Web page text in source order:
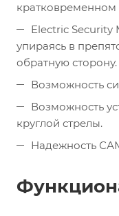
кратковременном
Electric Security
упираясь в
обратную сторону.
Возможность
Возможность
круглой стрелы.
Надежность